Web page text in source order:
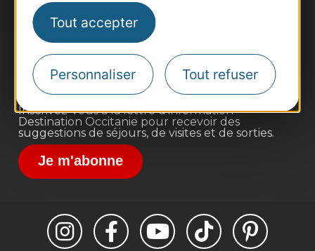
Tout accepter
Personnaliser Tout refuser
Pros d'Occitanie
Site presse et d'influence
Voyagistes
Destination Sport
Inscrivez-vous à la lettre d'information
Destination Occitanie pour recevoir des
suggestions de séjours, de visites et de sorties.
Je m'abonne